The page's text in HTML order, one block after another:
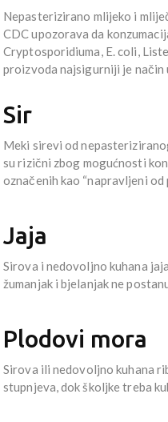
Nepasterizirano mlijeko i
CDC upozorava da
Cryptosporidiuma, E. coli,
proizvoda najsigurniji je način
Sir
Meki sirevi od
su rizični zbog mogućnosti
označenih kao “napravljeni od
Jaja
Sirova i nedovoljno kuhana
žumanjak i bjelanjak ne
Plodovi mora
Sirova ili nedovoljno kuhana
stupnjeva, dok školjke treba